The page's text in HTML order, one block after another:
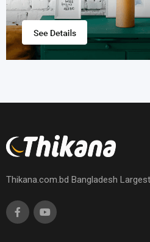
Thikana.com.bd Bangladesh